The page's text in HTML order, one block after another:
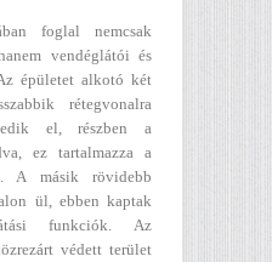
foglal nemcsak
vendéglátói és
épületet alkotó két
rétegvonalra
el, részben a
ez tartalmazza a
A másik rövidebb
ül, ebben kaptak
funkciók. Az
védett terület